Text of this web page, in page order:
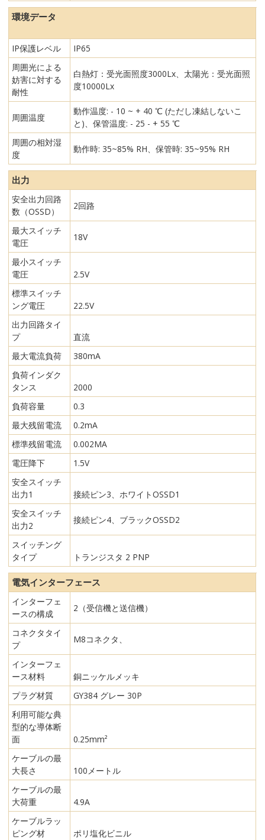
環境データ
IP保護レベル
IP65
周囲光による
妨害に対する
耐性
白熱灯：受光面照度3000Lx、太陽光：受光面照
度10000Lx
周囲温度
動作温度: - 10 ~ + 40 ℃ (ただし凍結しないこ
と)、保管温度: - 25 - + 55 ℃
周囲の相対湿
度
動作時: 35~85% RH、保管時: 35~95% RH
出力
安全出力回路
数（OSSD）
2回路
最大スイッチ
電圧
18V
最小スイッチ
電圧
2.5V
標準スイッチ
ング電圧
22.5V
出力回路タイ
プ
直流
最大電流負荷
380mA
負荷インダク
タンス
2000
負荷容量
0.3
最大残留電流
0.2mA
標準残留電流
0.002MA
電圧降下
1.5V
安全スイッチ
出力1
接続ピン3、ホワイトOSSD1
安全スイッチ
出力2
接続ピン4、ブラックOSSD2
スイッチング
タイプ
トランジスタ 2 PNP
電気インターフェース
インターフェ
ースの構成
2（受信機と送信機）
コネクタタイ
プ
M8コネクタ、
インターフェ
ース材料
銅ニッケルメッキ
プラグ材質
GY384 グレー 30P
利用可能な典
型的な導体断
面
0.25mm²
ケーブルの最
大長さ
100メートル
ケーブルの最
大荷重
4.9A
ケーブルラッ
ピング材
ポリ塩化ビニル